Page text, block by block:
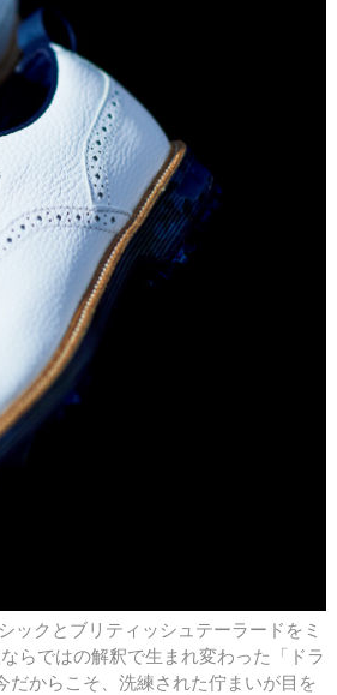
ックとブリティッシュテーラードをミ
らではの解釈で生まれ変わった「ドラ
だからこそ、洗練された佇まいが目を